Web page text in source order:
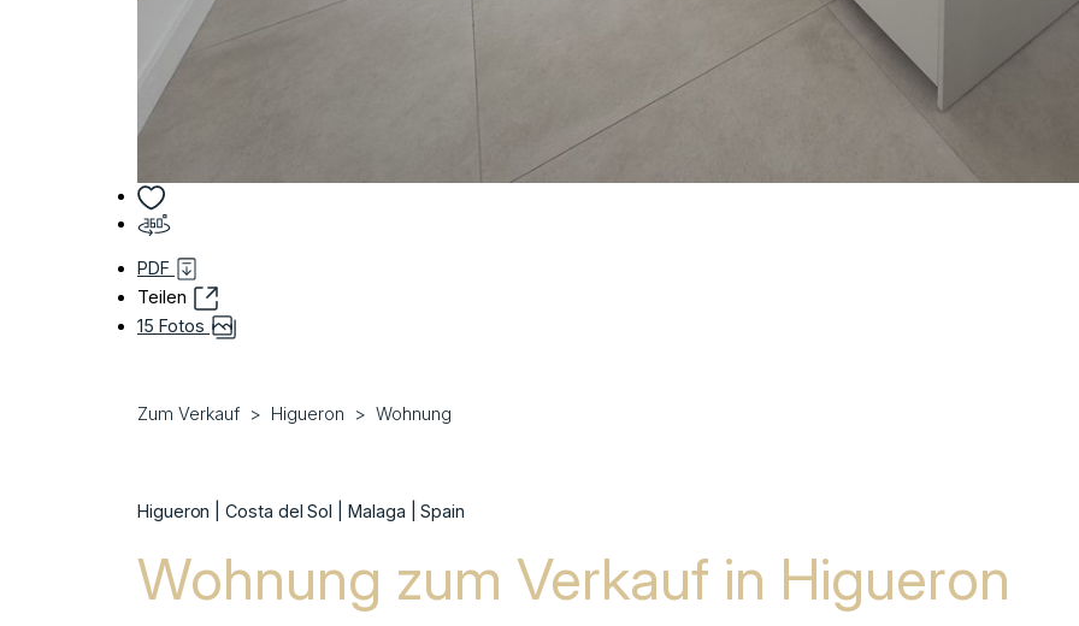
PDF
Teilen
15 Fotos
Zum Verkauf Higueron Wohnung
Higueron | Costa del Sol | Malaga | Spain
Wohnung zum Verkauf in Higueron